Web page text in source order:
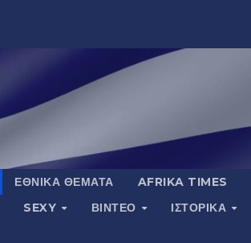
ΕΘΝΙΚΆ ΘΈΜΑΤΑ AFRIKA TIMES
SEXY ΒΙΝΤΕΟ
ΙΣΤΟΡΙΚΆ